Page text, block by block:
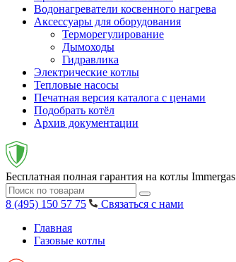
Водонагреватели косвенного нагрева
Аксессуары для оборудования
Терморегулирование
Дымоходы
Гидравлика
Электрические котлы
Тепловые насосы
Печатная версия каталога с ценами
Подобрать котёл
Архив документации
Бесплатная полная гарантия на котлы Immergas
8 (495) 150 57 75
Связаться с нами
Главная
Газовые котлы